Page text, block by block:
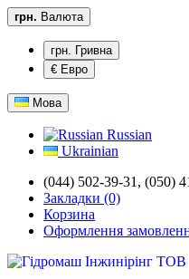
грн. Валюта
грн. Гривна
€ Евро
Мова
Russian
Ukrainian
(044) 502-39-31, (050)
Закладки (0)
Корзина
Оформлення